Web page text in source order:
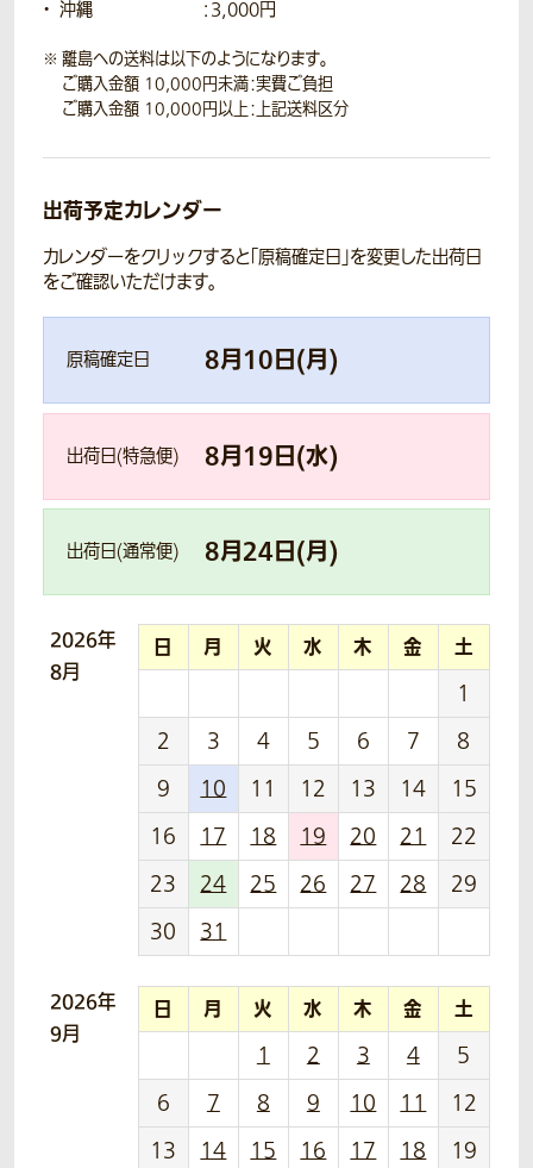
沖縄 ：3,000円
離島への送料は以下のようになります。
ご購入金額 10,000円未満：実費ご負担
ご購入金額 10,000円以上：上記送料区分
出荷予定カレンダー
カレンダーをクリックすると「原稿確定日」を変更した出荷日
をご確認いただけます。
原稿確定日 8月10日(月)
出荷日(特急便) 8月19日(水)
出荷日(通常便) 8月24日(月)
2026年
8月
日 月 火 水 木 金 土
1
2
3 4 5 6 7
8
9
10 11 12 13 14
15
16
17 18 19 20 21
22
23
24 25 26 27 28
29
30
31
2026年
9月
日 月 火 水 木 金 土
1 2 3 4
5
6
7 8 9 10 11
12
13
14 15 16 17 18
19